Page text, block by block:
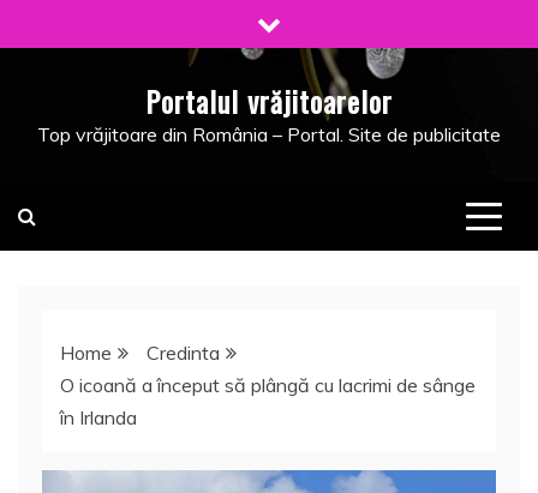
to
Portalul vrăjitoarelor
Top vrăjitoare din România – Portal. Site de publicitate
Home
Credinta
O icoană a început să plângă cu lacrimi de sânge
în Irlanda